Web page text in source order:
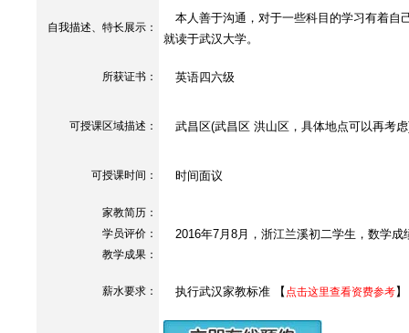
自我描述、特长展示 ：
本人善于沟通，对于一些科目的学习有着自
就读于武汉大学。
所获证书 ： 英语四六级
可授课区域描述： 武昌区(武昌区 洪山区，具体地点可以再考
可授课时间： 时间面议
家教简历：
学员评价：
教学成果：
2016年7月8月，浙江兰溪初二学生，数学成
薪水要求： 执行武汉家教标准 【 点击这里查看资费参考】